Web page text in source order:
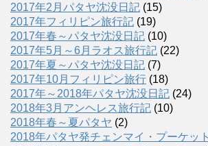
2017年2月パタヤ沈没日記 (15)
2017年フィリピン旅行記 (19)
2017年春～パタヤ沈没日記 (10)
2017年5月～6月ラオス旅行記 (22)
2017年夏～パタヤ沈没日記 (7)
2017年10月フィリピン旅行 (18)
2017年～2018年パタヤ沈没日記 (24)
2018年3月アンヘレス旅行記 (10)
2018年春～夏パタヤ (2)
2018年パタヤ発チェンマイ・プーケッ